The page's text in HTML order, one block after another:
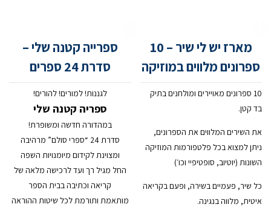
מארז יש לי שיר – 10
ספרונים מלווים במוזיקה
10 ספרונים מאויירים ומולחנים בתיק
בד קטן.
את השירים המלווים את הספרונים,
ניתן למצוא בכל פלטפורמות המוזיקה
השונות (יוטיוב, סופטיפיי וכו׳)
כל שיר, פעמיים בשירה, ופעם בקריאה
איטית, מלווה בנגינה.
ספרייה קטנה שלי –
סדרת 24 ספרים
לגננות! למורים! להורים!
ספריה קטנה שלי
במהדורה חדשה ומשופרת!
סדרת 24 “ספרי סולם” מרהיבה
ומצוינת לקידום מיומנויות השפה
החל מגיל רך ועד לרכישה מלאה של
קריאה וכתיבה בבית הספר
מותאמת ותורמת לכל שיטות ההוראה